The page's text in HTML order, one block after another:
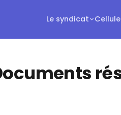
Le syndicat